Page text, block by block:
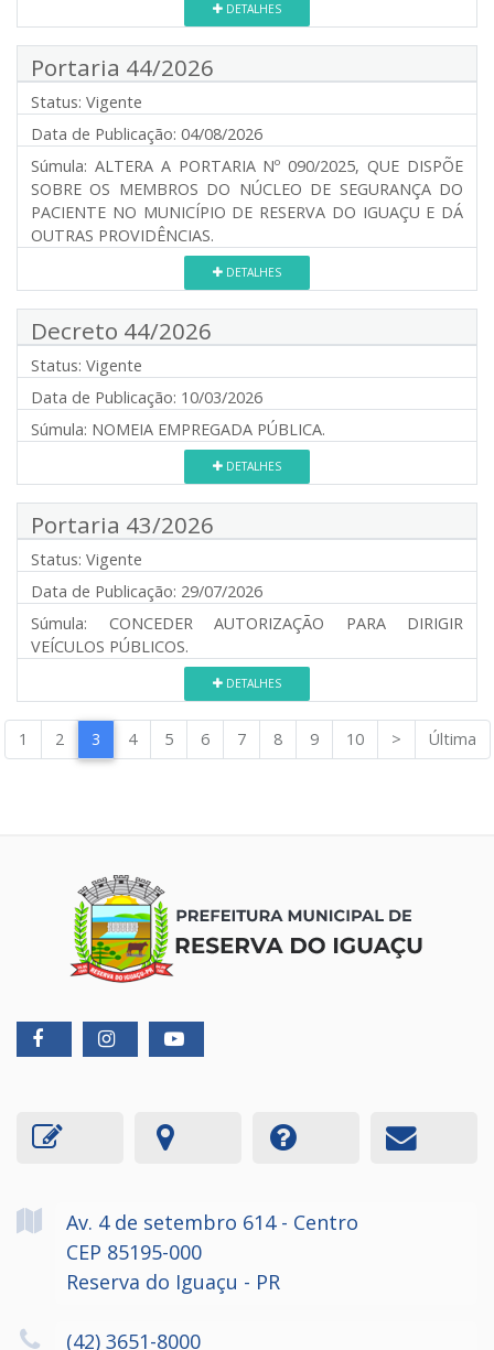
DETALHES
Portaria 44/2026
Status: Vigente
Data de Publicação: 04/08/2026
Súmula: ALTERA A PORTARIA Nº 090/2025, QUE DISPÕE
SOBRE OS MEMBROS DO NÚCLEO DE SEGURANÇA DO
PACIENTE NO MUNICÍPIO DE RESERVA DO IGUAÇU E DÁ
OUTRAS PROVIDÊNCIAS.
DETALHES
Decreto 44/2026
Status: Vigente
Data de Publicação: 10/03/2026
Súmula: NOMEIA EMPREGADA PÚBLICA.
DETALHES
Portaria 43/2026
Status: Vigente
Data de Publicação: 29/07/2026
Súmula: CONCEDER AUTORIZAÇÃO PARA DIRIGIR
VEÍCULOS PÚBLICOS.
DETALHES
1 2 3 4 5 6 7 8 9 10 > Última
Av. 4 de setembro 614 - Centro
CEP 85195-000
Reserva do Iguaçu - PR
(42) 3651-8000